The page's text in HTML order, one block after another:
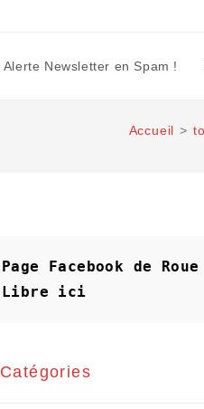
Alerte Newsletter en Spam !
Accueil >
Page Facebook de Roue
Libre
ici
Catégories